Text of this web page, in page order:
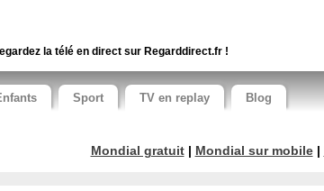
la télé en direct sur Regarddirect.fr !
Sport TV en replay Blog
Mondial gratuit| Mondial sur mobile|